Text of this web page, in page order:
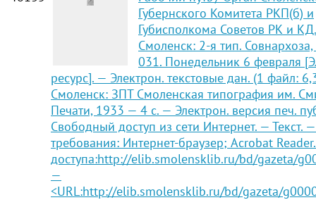
Губернского Комитета РКП(б) и
Губисполкома Советов РК и
Смоленск: 2-я тип.
031. Понедельник 6 февраля
ресурс]. — Электрон. текстовые дан. (1 файл:
Смоленск: ЗПТ Смоленская типография им.
Печати, 1933 — 4 с. — Электрон. версия печ.
Свободный доступ из сети Интернет. — Текст.
требования: Интернет-браузер; Acrobat
доступа:http://elib.smolensklib.ru/bd/gazeta/
—
<URL:http://elib.smolensklib.ru/bd/gazeta/